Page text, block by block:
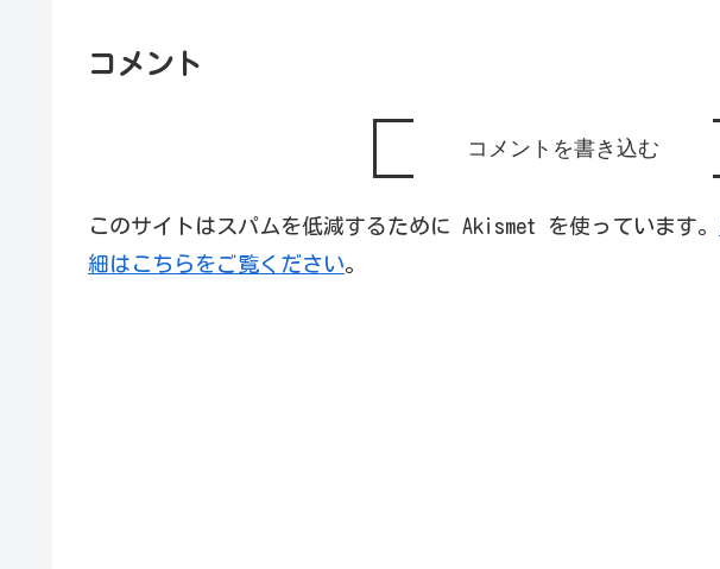
コメント
コメントを書き込む
このサイトはスパムを低減するために Akismet を使っています。
細はこちらをご覧ください。